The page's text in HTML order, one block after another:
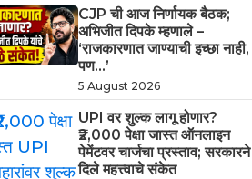
CJP ची आज निर्णायक बैठक;
अभिजीत दिपके म्हणाले –
‘राजकारणात जाण्याची इच्छा नाही,
पण…’
5 August 2026
UPI वर शुल्क लागू होणार?
₹2,000 पेक्षा जास्त ऑनलाइन
पेमेंटवर चार्जचा प्रस्ताव; सरकारने
दिले महत्त्वाचे संकेत